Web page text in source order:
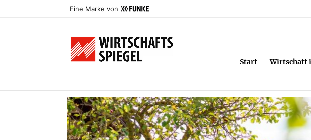
Eine Marke von
Start Wirtschaft